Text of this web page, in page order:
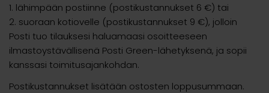
1. lähimpään postiinne (postikustannukset 6 €) tai
2. suoraan kotiovelle (postikustannukset 9 €), jolloin
Posti tuo tilauksesi haluamaasi osoitteeseen
ilmastoystävällisenä Posti Green-lähetyksenä, ja sopii
kanssasi toimitusajankohdan.
Postikustannukset lisätään ostosten loppusummaan.